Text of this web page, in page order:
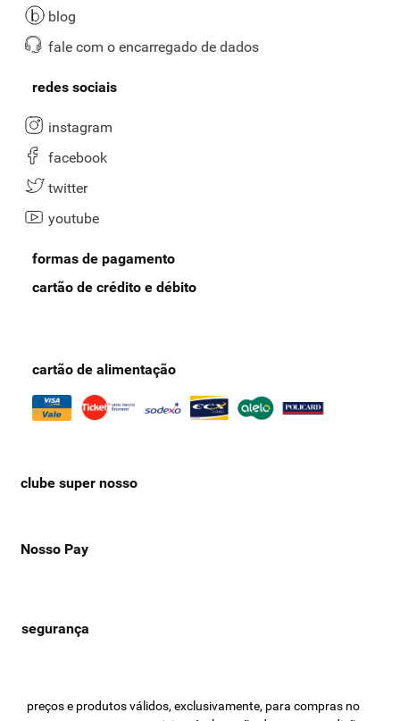
blog
fale com o encarregado de dados
redes sociais
instagram
facebook
twitter
youtube
formas de pagamento
cartão de crédito e débito
cartão de alimentação
clube super nosso
Nosso Pay
preços e produtos válidos, exclusivamente, para compras no